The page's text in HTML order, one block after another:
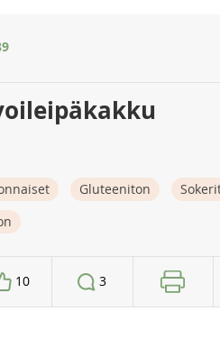
Gluteeniton
10 3